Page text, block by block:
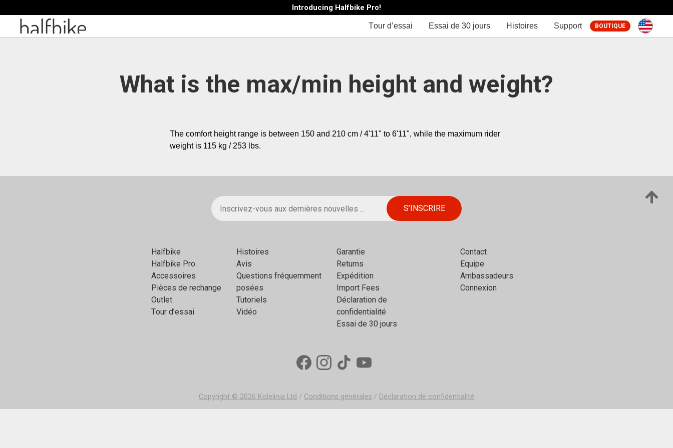
Introducing Halfbike Pro!
Тour d’essai Essai de 30 jours Histoires Support BOUTIQUE
What is the max/min height and weight?
The comfort height range is between 150 and 210 cm / 4'11" to 6'11", while the maximum rider
weight is 115 kg / 253 lbs.
Halfbikе
Halfbike Pro
Аccessoires
Pièces de rechange
Outlet
Тour d’essai
Histoires
Avis
Questions fréquemment
posées
Tutoriels
Vidéo
Garantie
Returns
Expédition
Import Fees
Déclaration de
confidentialité
Essai de 30 jours
Contact
Equipe
Ambassadeurs
Connexion
Copyright © 2026 Kolelinia Ltd / Conditions générales / Déclaration de confidentialité